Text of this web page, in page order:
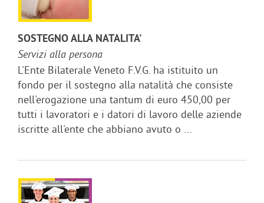
SOSTEGNO ALLA NATALITA'
Servizi alla persona
L'Ente Bilaterale Veneto F.V.G. ha istituito un
fondo per il sostegno alla natalità che consiste
nell'erogazione una tantum di euro 450,00 per
tutti i lavoratori e i datori di lavoro delle aziende
iscritte all'ente che abbiano avuto o ...